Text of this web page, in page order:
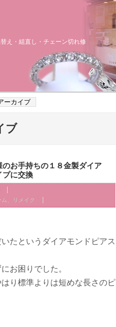
え・組直し・チェーン切れ修
ーカイブ
ブ
お手持ちの１８金製ダイア
プに交換
ム、リメイク
たというダイアモンドピアス
お困りでした。
り標準よりは短めな長さのピ